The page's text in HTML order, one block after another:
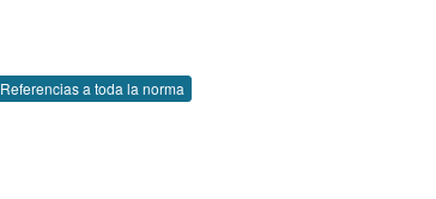
Referencias a toda la norma